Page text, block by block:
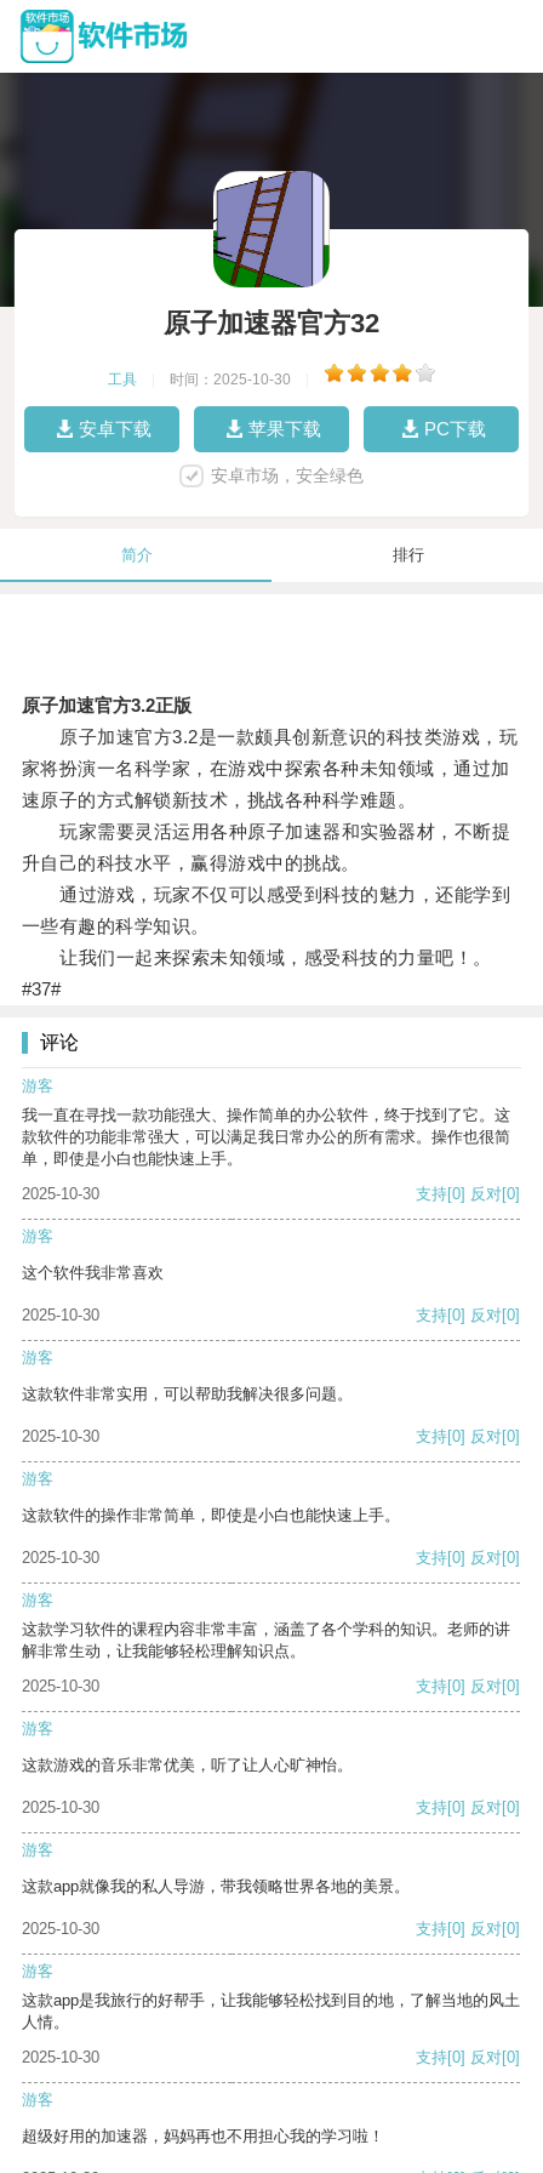
原子加速器官方32
工具 时间：2025-10-30
安卓下载 苹果下载 PC下载
安卓市场，安全绿色
简介 排行
原子加速官方3.2正版
原子加速官方3.2是一款颇具创新意识的科技类游戏，玩
家将扮演一名科学家，在游戏中探索各种未知领域，通过加
速原子的方式解锁新技术，挑战各种科学难题。
玩家需要灵活运用各种原子加速器和实验器材，不断提
升自己的科技水平，赢得游戏中的挑战。
通过游戏，玩家不仅可以感受到科技的魅力，还能学到
一些有趣的科学知识。
让我们一起来探索未知领域，感受科技的力量吧！。
#37#
评论
游客
我一直在寻找一款功能强大、操作简单的办公软件，终于找到了它。这
款软件的功能非常强大，可以满足我日常办公的所有需求。操作也很简
单，即使是小白也能快速上手。
2025-10-30
支持[0] 反对[0]
游客
这个软件我非常喜欢
2025-10-30 支持[0] 反对[0]
游客
这款软件非常实用，可以帮助我解决很多问题。
2025-10-30 支持[0] 反对[0]
游客
这款软件的操作非常简单，即使是小白也能快速上手。
2025-10-30 支持[0] 反对[0]
游客
这款学习软件的课程内容非常丰富，涵盖了各个学科的知识。老师的讲
解非常生动，让我能够轻松理解知识点。
2025-10-30
支持[0] 反对[0]
游客
这款游戏的音乐非常优美，听了让人心旷神怡。
2025-10-30 支持[0] 反对[0]
游客
这款app就像我的私人导游，带我领略世界各地的美景。
2025-10-30 支持[0] 反对[0]
游客
这款app是我旅行的好帮手，让我能够轻松找到目的地，了解当地的风土
人情。
2025-10-30
支持[0] 反对[0]
游客
超级好用的加速器，妈妈再也不用担心我的学习啦！